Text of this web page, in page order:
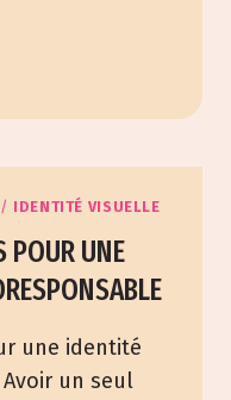
/ IDENTITÉ VISUELLE
POUR UNE
une identité
un seul